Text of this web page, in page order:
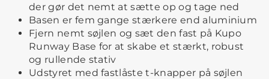
der gør det nemt at sætte op og tage ned
Basen er fem gange stærkere end aluminium
Fjern nemt søjlen og sæt den fast på Kupo
Runway Base for at skabe et stærkt, robust
og rullende stativ
Udstyret med fastlåste t-knapper på søjlen